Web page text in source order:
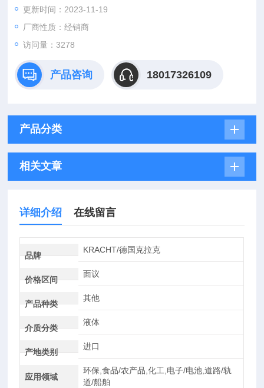
更新时间：2023-11-19
厂商性质：经销商
访问量：3278
产品咨询 18017326109
产品分类
相关文章
详细介绍 在线留言
品牌
KRACHT/德国克拉克
价格区间
面议
产品种类
其他
介质分类
液体
产地类别
进口
应用领域
环保,食品/农产品,化工,电子/电池,道路/轨
道/船舶